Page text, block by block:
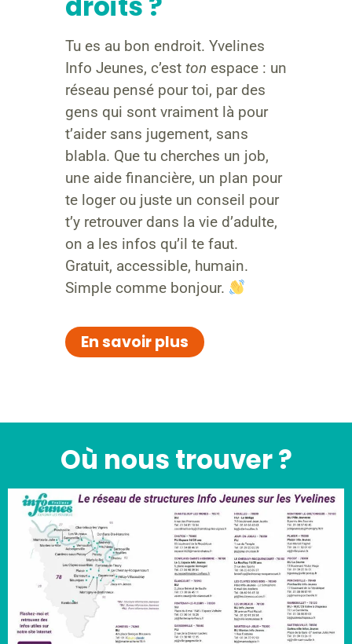
Tu es au bon endroit. Yvelines
Info Jeunes, c’est ton espace : un
réseau pensé pour toi, par des
gens qui sont vraiment là pour
t’aider sans jugement, sans
blabla. Que tu cherches un job,
une aide financière, un plan pour
te loger ou juste un conseil pour
t’y retrouver dans la vie d’adulte,
on a les infos qu’il te faut.
Gratuit, accessible, humain.
Simple comme bonjour.
En savoir plus
Où nous trouver ?